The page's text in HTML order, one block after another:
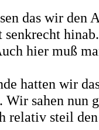
das wir
hier muß
hatten wir
Wir sahen
relativ steil